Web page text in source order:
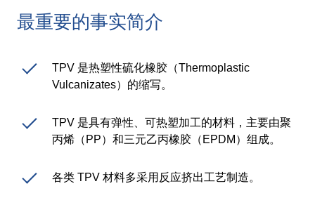
热塑性弹性体（TPE）知识中心
加工指南
可持续性发展
可持续性发展
最重要的事实简介
TPV 是热塑性硫化橡胶（Thermoplastic
Vulcanizates）的缩写。
TPV 是具有弹性、可热塑加工的材料，主要由聚
丙烯（PP）和三元乙丙橡胶（EPDM）组成。
各类 TPV 材料多采用反应挤出工艺制造。